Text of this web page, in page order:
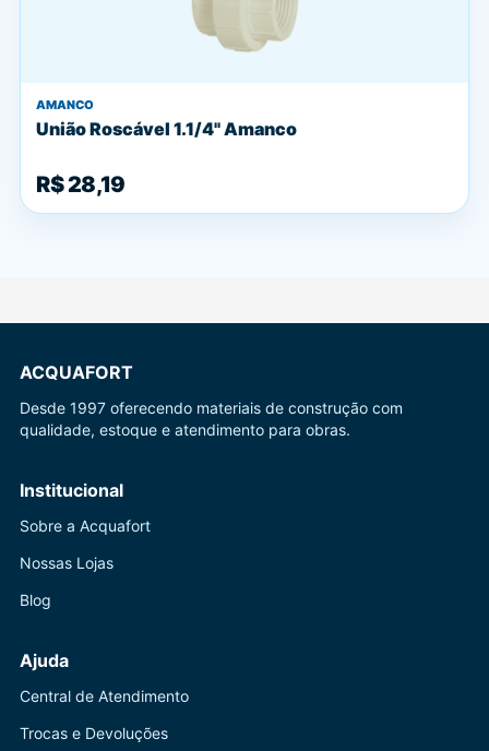
AMANCO
União Roscável 1.1/4'' Amanco
R$ 28,19
ACQUAFORT
Desde 1997 oferecendo materiais de construção com
qualidade, estoque e atendimento para obras.
Institucional
Sobre a Acquafort
Nossas Lojas
Blog
Ajuda
Central de Atendimento
Trocas e Devoluções